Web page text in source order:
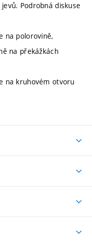
Podrobná diskuse
na polorovině,
na překážkách
na kruhovém otvoru